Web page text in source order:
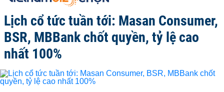
Lịch cổ tức tuần tới: Masan Consumer,
BSR, MBBank chốt quyền, tỷ lệ cao
nhất 100%